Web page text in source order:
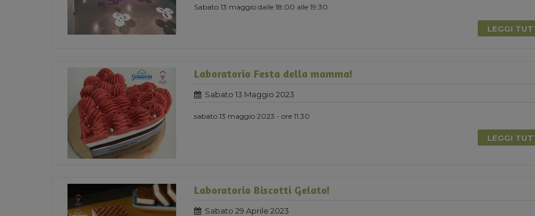
Sabato 13 maggio dalle 18:00 alle 19:30
LEGGI
Laboratorio Festa della mamma!
Sabato 13 Maggio 2023
sabato 13 maggio 2023 - ore 11.30
LEGGI
Laboratorio Biscotti Gelato!
Sabato 29 Aprile 2023